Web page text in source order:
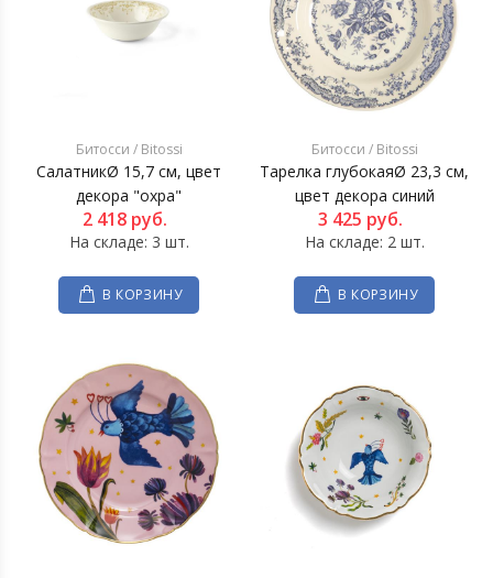
Битосси / Bitossi
СалатникØ 15,7 см, цвет
декора "охра"
2 418 руб.
На складе: 3 шт.
В КОРЗИНУ
Битосси / Bitossi
Тарелка глубокаяØ 23,3 см,
цвет декора синий
3 425 руб.
На складе: 2 шт.
В КОРЗИНУ